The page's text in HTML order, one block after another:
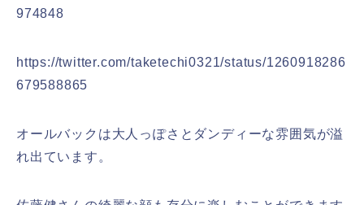
974848
https://twitter.com/taketechi0321/status/1260918286
679588865
オールバックは大人っぽさとダンディーな雰囲気が溢
れ出ています。